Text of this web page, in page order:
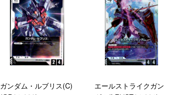
ガンダム・ルブリス(C)
エールストライクガン